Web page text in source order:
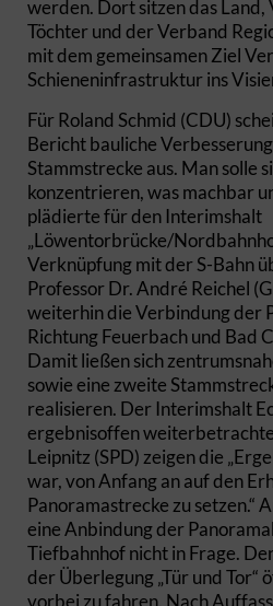
werden. Dort sitzen das
Töchter und der Verband
mit dem gemeinsamen Ziel
Schieneninfrastruktur ins
Für Roland Schmid (CDU)
Bericht bauliche
Stammstrecke aus. Man solle
konzentrieren, was machbar
plädierte für den Interimshalt
„Löwentorbrücke/
Verknüpfung mit der S-Bahn
Professor Dr. André Reichel
weiterhin die Verbindung der
Richtung Feuerbach und Bad
Damit ließen sich
sowie eine zweite
realisieren. Der Interimshalt
ergebnisoffen
Leipnitz (SPD) zeigen die
war, von Anfang an auf den
Panoramastrecke zu setzen.“
eine Anbindung der
Tiefbahnhof nicht in Frage.
der Überlegung „Tür und Tor“
vorbei zu fahren. Nach